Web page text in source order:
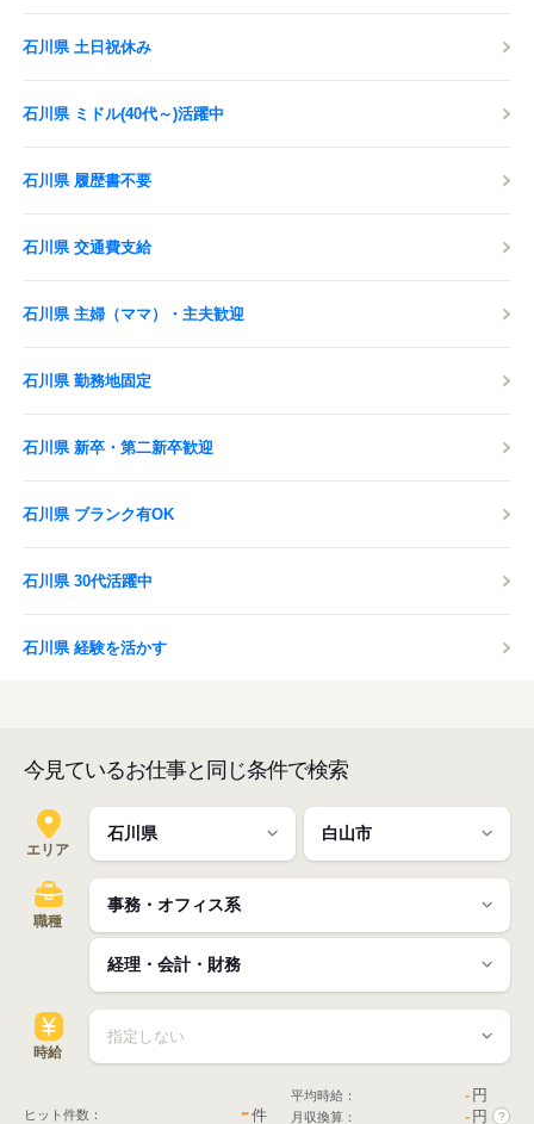
石川県 土日祝休み
石川県 ミドル(40代～)活躍中
石川県 履歴書不要
石川県 交通費支給
石川県 主婦（ママ）・主夫歓迎
石川県 勤務地固定
石川県 新卒・第二新卒歓迎
石川県 ブランク有OK
石川県 30代活躍中
石川県 経験を活かす
今見ているお仕事と同じ条件で検索
エリア
職種
時給
ヒット件数： -件
平均時給： - 円
月収換算： - 円 ?